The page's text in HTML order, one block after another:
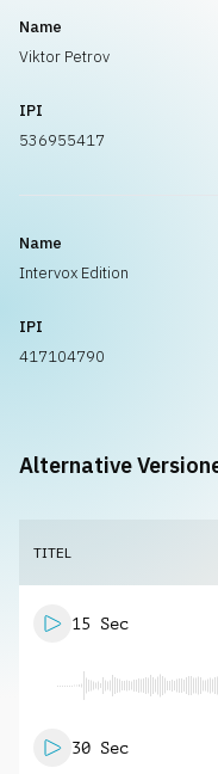
Name
Viktor Petrov
IPI
536955417
Name
Intervox Edition
IPI
417104790
Alternative
TITEL
15 Sec
30 Sec